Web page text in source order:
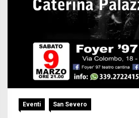
Eventi San Severo